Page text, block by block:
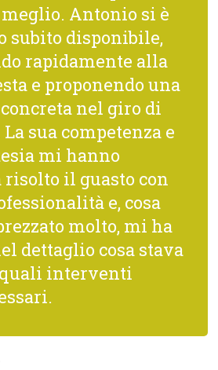
Antonio si è
subito disponibile,
rapidamente alla
e proponendo una
nel giro di
sua competenza e
mi hanno
risolto il guasto con
e, cosa
molto, mi ha
dettaglio cosa stava
quali interventi